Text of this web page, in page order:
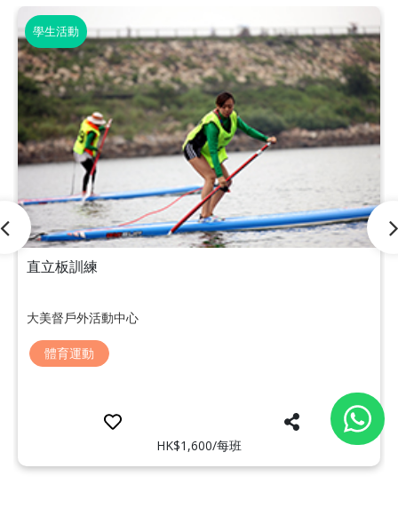
學生活動
直立板訓練
大美督戶外活動中心
體育運動
HK$1,600/每班